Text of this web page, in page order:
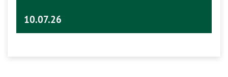
10.07.26